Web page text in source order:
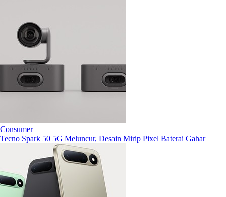
Consumer
Tecno Spark 50 5G Meluncur, Desain Mirip Pixel Baterai Gahar